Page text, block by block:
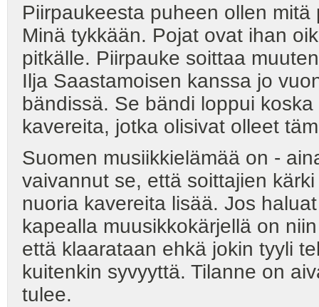
Piirpaukeesta puheen ollen
Minä tykkään. Pojat ovat ihan
pitkälle. Piirpauke soittaa
Ilja Saastamoisen kanssa jo
bändissä. Se bändi loppui
kavereita, jotka olisivat olleet
Suomen musiikkielämää on -
vaivannut se, että soittajien
nuoria kavereita lisää. Jos
kapealla muusikkokärjellä on
että klaarataan ehkä jokin tyyli
kuitenkin syvyyttä. Tilanne on
tulee.